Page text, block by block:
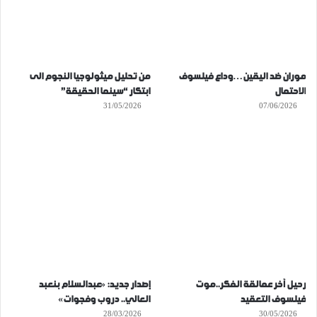
موران ضد اليقين…وداع فيلسوف
الاحتمال
07/06/2026
من تحليل ميثولوجيا النجوم الى
ابتكار “سينما الحقيقة”
31/05/2026
رحيل آخر عمالقة الفكر..موت
فيلسوف التعقيد
30/05/2026
إصدار جديد: «عبدالسلام بنعبد
العالي.. دروب وفجوات»
28/03/2026